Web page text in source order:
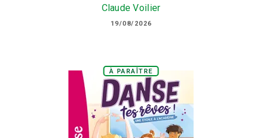
Claude Voilier
19/08/2026
À PARAÎTRE